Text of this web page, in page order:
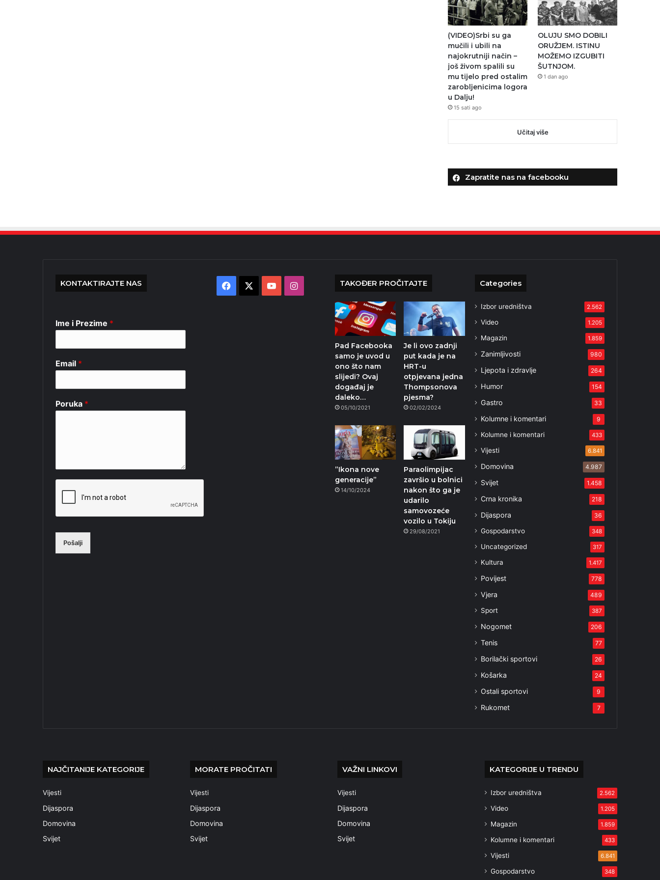
(VIDEO)Srbi su ga
mučili i ubili na
najokrutniji način –
još živom spalili su
mu tijelo pred ostalim
zarobljenicima logora
u Dalju!
15 sati ago
OLUJU SMO DOBILI
ORUŽJEM. ISTINU
MOŽEMO IZGUBITI
ŠUTNJOM.
1 dan ago
Učitaj više
Zapratite nas na facebooku
KONTAKTIRAJTE NAS
Ime i Prezime *
Email *
Poruka *
Pošalji
Facebook YouTubeInstagram TAKOĐER PROČITAJTE
Pad Facebooka
samo je uvod u
ono što nam
slijedi? Ovaj
događaj je
daleko…
05/10/2021
Je li ovo zadnji
put kada je na
HRT-u
otpjevana jedna
Thompsonova
pjesma?
02/02/2024
”Ikona nove
generacije”
14/10/2024
Paraolimpijac
završio u bolnici
nakon što ga je
udarilo
samovozeće
vozilo u Tokiju
29/08/2021
Categories
Izbor uredništva 2.562
Video 1.205
Magazin 1.859
Zanimljivosti 980
Ljepota i zdravlje 264
Humor 154
Gastro 33
Kolumne i komentari 9
Kolumne i komentari 433
Vijesti 6.841
Domovina 4.987
Svijet 1.458
Crna kronika 218
Dijaspora 36
Gospodarstvo 348
Uncategorized 317
Kultura 1.417
Povijest 778
Vjera 489
Sport 387
Nogomet 206
Tenis 77
Borilački sportovi 26
Košarka 24
Ostali sportovi 9
Rukomet 7
NAJČITANIJE KATEGORIJE
Vijesti
Dijaspora
Domovina
Svijet
MORATE PROČITATI
Vijesti
Dijaspora
Domovina
Svijet
VAŽNI LINKOVI
Vijesti
Dijaspora
Domovina
Svijet
KATEGORIJE U TRENDU
Izbor uredništva 2.562
Video 1.205
Magazin 1.859
Kolumne i komentari 433
Vijesti 6.841
Gospodarstvo 348